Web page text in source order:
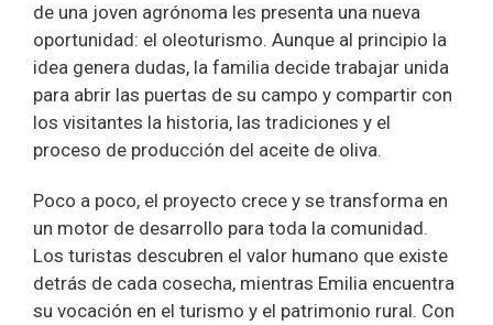
de una joven agrónoma les presenta una nueva
oportunidad: el oleoturismo. Aunque al principio la
idea genera dudas, la familia decide trabajar unida
para abrir las puertas de su campo y compartir con
los visitantes la historia, las tradiciones y el
proceso de producción del aceite de oliva.
Poco a poco, el proyecto crece y se transforma en
un motor de desarrollo para toda la comunidad.
Los turistas descubren el valor humano que existe
detrás de cada cosecha, mientras Emilia encuentra
su vocación en el turismo y el patrimonio rural. Con